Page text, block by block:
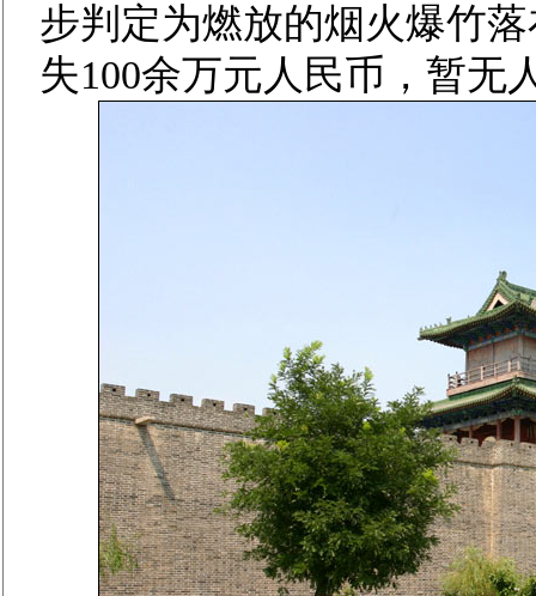
步判定为燃放的烟火爆竹
失100余万元人民币，暂无